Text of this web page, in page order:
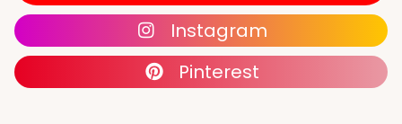
Instagram
Pinterest